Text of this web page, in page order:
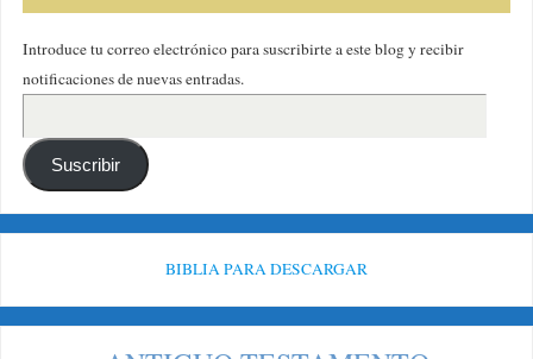
Introduce tu correo electrónico para suscribirte a este blog y recibir
notificaciones de nuevas entradas.
Suscribir
BIBLIA PARA DESCARGAR